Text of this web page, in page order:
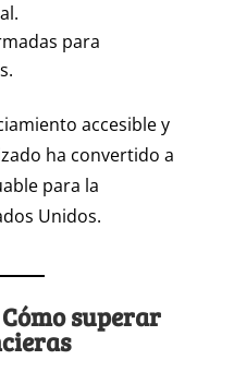
para
accesible y
ha convertido a
para la
Unidos.
superar